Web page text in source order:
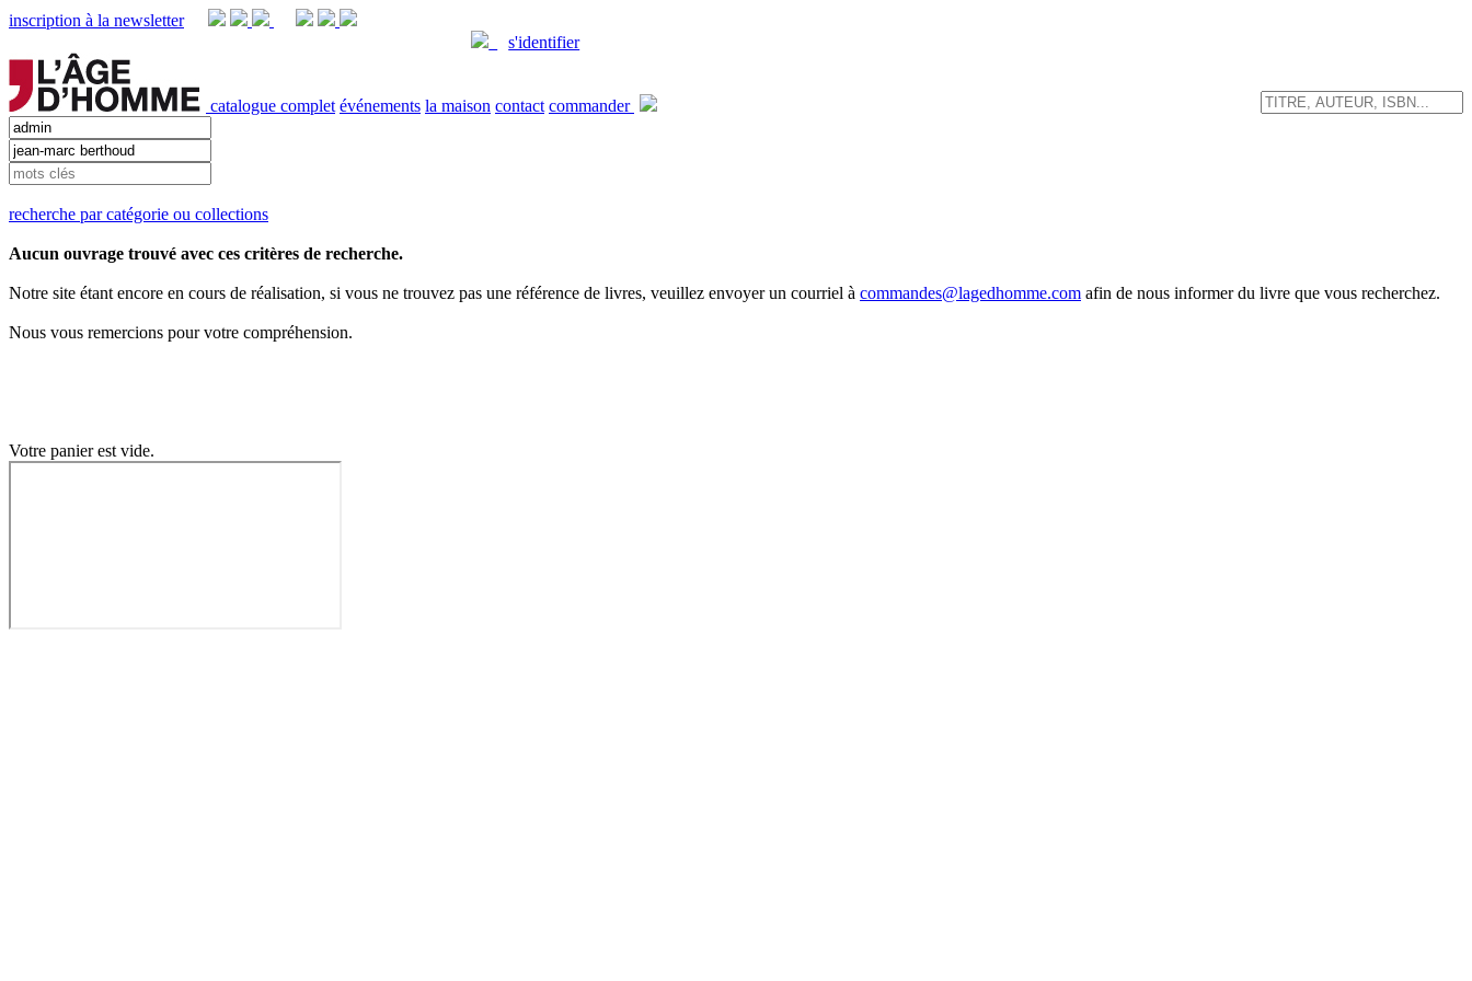
inscription à la newsletter
s'identifier
catalogue complet événements la maison contact commander
recherche par catégorie ou collections
Aucun ouvrage trouvé avec ces critères de recherche.
Notre site étant encore en cours de réalisation, si vous ne trouvez pas une référence de livres, veuillez envoyer un courriel à commandes@lagedhomme.com afin de nous informer du livre que vous recherchez.
Nous vous remercions pour votre compréhension.
Votre panier est vide.